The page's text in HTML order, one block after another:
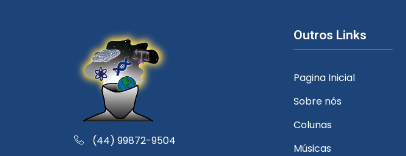
(44) 99872-9504
Outros Links
Pagina Inicial
Sobre nós
Colunas
Músicas